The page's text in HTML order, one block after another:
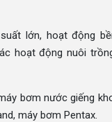
lớn, hoạt động
hoạt động nuôi
bơm nước giếng
máy bơm Pentax.